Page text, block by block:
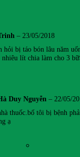
– 23/05/2018
hỏi bị táo bón lâu năm
nhiêu lít chia làm cho 3
Duy Nguyễn – 22/05/
thuốc.bố tôi bị bệnh
ạ